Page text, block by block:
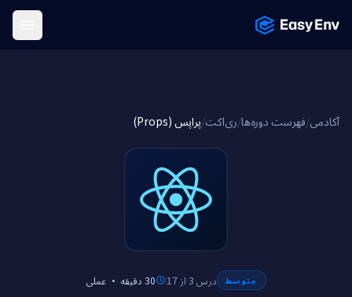
Menu
آکادمی/فهرست دوره‌ها/ری‌اکت/پراپس (Props)
متوسط درس 3 از 17 30 دقیقه ·عملی